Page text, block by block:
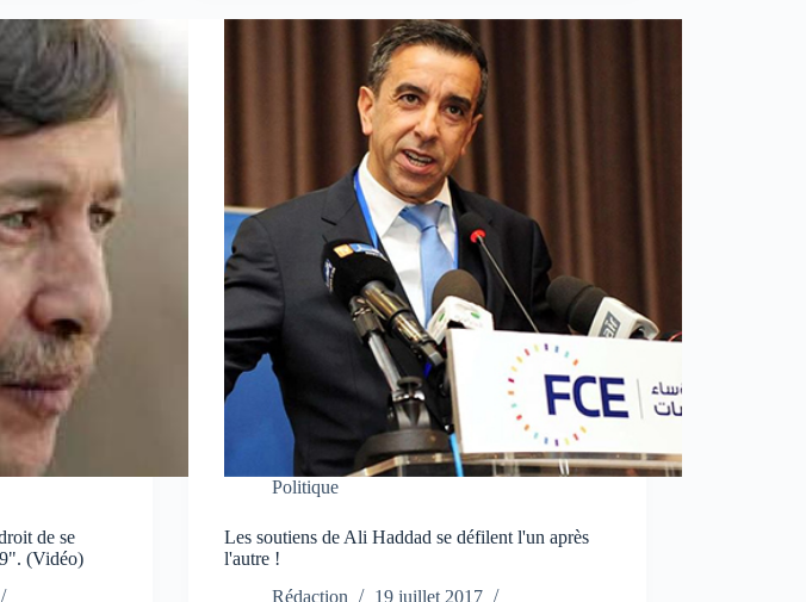
de se
(Vidéo)
Politique
Les soutiens de Ali Haddad se défilent l'un après
l'autre !
Rédaction
19 juillet 2017